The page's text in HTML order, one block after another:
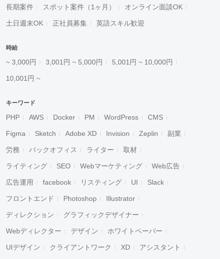
長期案件 スポット案件（1ヶ月） オンライン面談OK
土日週末OK 正社員募集 英語スキル歓迎
時給
~ 3,000円 3,001円 ~ 5,000円 5,001円 ~ 10,000円
10,001円 ~
キーワード
PHP AWS Docker PM WordPress CMS
Figma Sketch Adobe XD Invision Zeplin 副業
労務 バックオフィス ライター 取材
ライティング SEO Webマーケティング Web広告
広告運用 facebook リスティング UI Slack
フロントエンド Photoshop Illustrator
ディレクション グラフィックデザイナー
Webディレクター デザイン ホワイトペーパー
UIデザイン クライアントワーク XD アシスタント